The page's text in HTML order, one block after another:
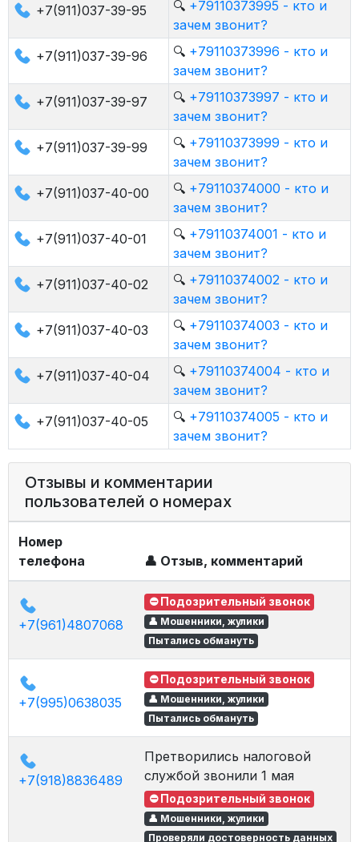
+7(911)037-39-95 🔍 +79110373995 - кто и
зачем звонит?
+7(911)037-39-96
🔍 +79110373996 - кто и
зачем звонит?
+7(911)037-39-97
🔍 +79110373997 - кто и
зачем звонит?
+7(911)037-39-99
🔍 +79110373999 - кто и
зачем звонит?
+7(911)037-40-00
🔍 +79110374000 - кто и
зачем звонит?
+7(911)037-40-01
🔍 +79110374001 - кто и
зачем звонит?
+7(911)037-40-02
🔍 +79110374002 - кто и
зачем звонит?
+7(911)037-40-03
🔍 +79110374003 - кто и
зачем звонит?
+7(911)037-40-04
🔍 +79110374004 - кто и
зачем звонит?
+7(911)037-40-05
🔍 +79110374005 - кто и
зачем звонит?
Отзывы и комментарии
пользователей о номерах
Номер
телефона
👤 Отзыв, комментарий
+7(961)4807068
⛔ Подозрительный звонок
👤 Мошенники, жулики
Пытались обмануть
+7(995)0638035
⛔ Подозрительный звонок
👤 Мошенники, жулики
Пытались обмануть
+7(918)8836489
Претворились налоговой
службой звонили 1 мая
⛔ Подозрительный звонок
👤 Мошенники, жулики
Проверяли достоверность данных